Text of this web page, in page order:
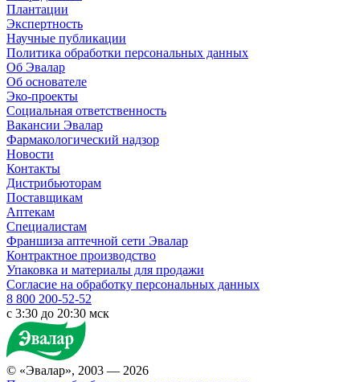
Плантации
Экспертность
Научные публикации
Политика обработки персональных данных
Об Эвалар
Об основателе
Эко-проекты
Социальная ответственность
Вакансии Эвалар
Фармакологический надзор
Новости
Контакты
Дистрибьюторам
Поставщикам
Аптекам
Специалистам
Франшиза аптечной сети Эвалар
Контрактное производство
Упаковка и материалы для продажи
Согласие на обработку персональных данных
8 800 200-52-52
c 3:30 до 20:30 мск
© «Эвалар», 2003 — 2026